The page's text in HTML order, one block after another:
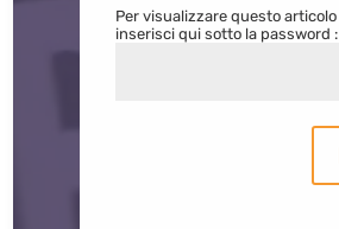
Per visualizzare questo
inserisci qui sotto la password :